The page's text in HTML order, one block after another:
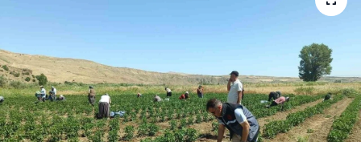
Spor
Yaşam